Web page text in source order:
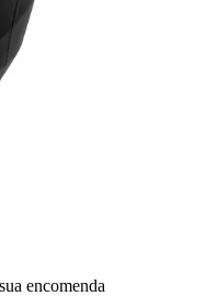
encomenda